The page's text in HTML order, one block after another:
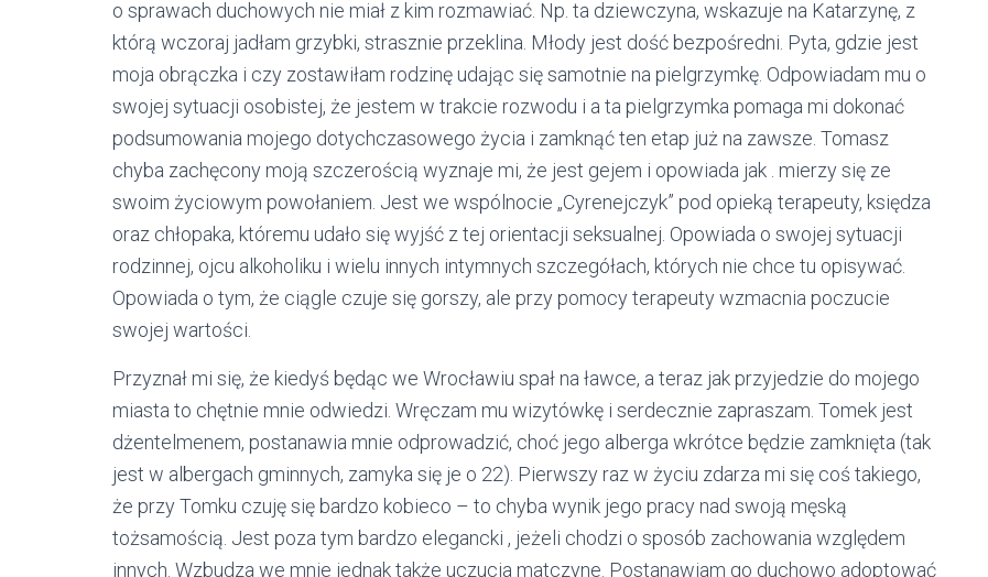
o sprawach duchowych nie miał z kim rozmawiać. Np. ta dziewczyna, wskazuje na Katarzynę, z
którą wczoraj jadłam grzybki, strasznie przeklina. Młody jest dość bezpośredni. Pyta, gdzie jest
moja obrączka i czy zostawiłam rodzinę udając się samotnie na pielgrzymkę. Odpowiadam mu o
swojej sytuacji osobistej, że jestem w trakcie rozwodu i a ta pielgrzymka pomaga mi dokonać
podsumowania mojego dotychczasowego życia i zamknąć ten etap już na zawsze. Tomasz
chyba zachęcony moją szczerością wyznaje mi, że jest gejem i opowiada jak . mierzy się ze
swoim życiowym powołaniem. Jest we wspólnocie „Cyrenejczyk” pod opieką terapeuty, księdza
oraz chłopaka, któremu udało się wyjść z tej orientacji seksualnej. Opowiada o swojej sytuacji
rodzinnej, ojcu alkoholiku i wielu innych intymnych szczegółach, których nie chce tu opisywać.
Opowiada o tym, że ciągle czuje się gorszy, ale przy pomocy terapeuty wzmacnia poczucie
swojej wartości.
Przyznał mi się, że kiedyś będąc we Wrocławiu spał na ławce, a teraz jak przyjedzie do mojego
miasta to chętnie mnie odwiedzi. Wręczam mu wizytówkę i serdecznie zapraszam. Tomek jest
dżentelmenem, postanawia mnie odprowadzić, choć jego alberga wkrótce będzie zamknięta (tak
jest w albergach gminnych, zamyka się je o 22). Pierwszy raz w życiu zdarza mi się coś takiego,
że przy Tomku czuję się bardzo kobieco – to chyba wynik jego pracy nad swoją męską
tożsamością. Jest poza tym bardzo elegancki , jeżeli chodzi o sposób zachowania względem
innych. Wzbudza we mnie jednak także uczucia matczyne. Postanawiam go duchowo adoptować